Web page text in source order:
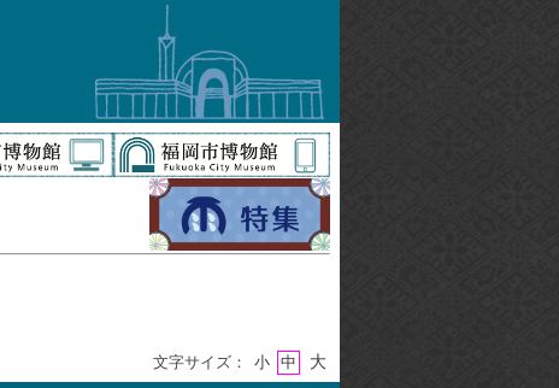
文字サイズ： 小 中 大